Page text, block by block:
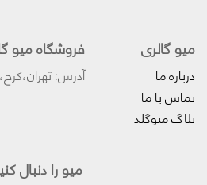
میو گالری
درباره ما
تماس با ما
بلاگ میوگلد
فروشگاه میو
آدرس:
میو را دنبال